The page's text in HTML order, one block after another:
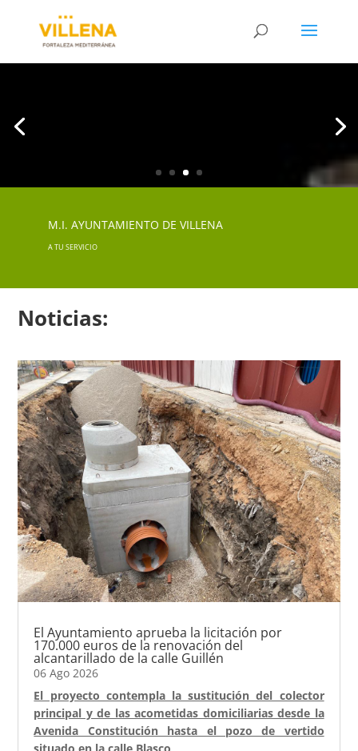
M.I. AYUNTAMIENTO DE VILLENA
A TU SERVICIO
Noticias:
El Ayuntamiento aprueba la licitación por
170.000 euros de la renovación del
alcantarillado de la calle Guillén
06 Ago 2026
El proyecto contempla la sustitución del colector
principal y de las acometidas domiciliarias desde la
Avenida Constitución hasta el pozo de vertido